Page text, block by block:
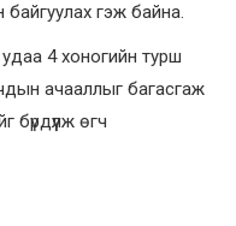
байгуулах гэж байна.
4 хоногийн турш
ачааллыг багасгаж
өгч